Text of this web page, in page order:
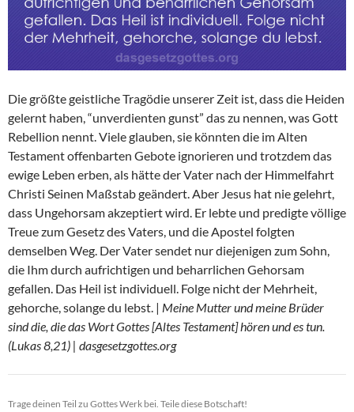
Die größte geistliche Tragödie unserer Zeit ist, dass die Heiden
gelernt haben, “unverdienten gunst” das zu nennen, was Gott
Rebellion nennt. Viele glauben, sie könnten die im Alten
Testament offenbarten Gebote ignorieren und trotzdem das
ewige Leben erben, als hätte der Vater nach der Himmelfahrt
Christi Seinen Maßstab geändert. Aber Jesus hat nie gelehrt,
dass Ungehorsam akzeptiert wird. Er lebte und predigte völlige
Treue zum Gesetz des Vaters, und die Apostel folgten
demselben Weg. Der Vater sendet nur diejenigen zum Sohn,
die Ihm durch aufrichtigen und beharrlichen Gehorsam
gefallen. Das Heil ist individuell. Folge nicht der Mehrheit,
gehorche, solange du lebst. | Meine Mutter und meine Brüder
sind die, die das Wort Gottes [Altes Testament] hören und es tun.
(Lukas 8,21) | dasgesetzgottes.org
Trage deinen Teil zu Gottes Werk bei. Teile diese Botschaft!